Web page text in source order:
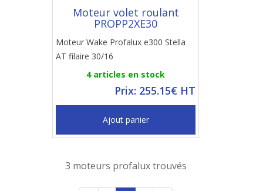
Moteur volet roulant
PROPP2XE30
Moteur Wake Profalux e300 Stella
AT filaire 30/16
4 articles en stock
Prix: 255.15€ HT
Ajout panier
3 moteurs profalux trouvés